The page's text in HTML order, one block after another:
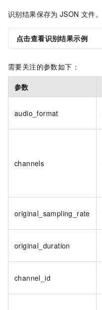
识别结果保存为 JSON 文件。
点击查看识别结果示例
需要关注的参数如下：
参数
audio_format
channels
original_sampling_rate
original_duration
channel_id